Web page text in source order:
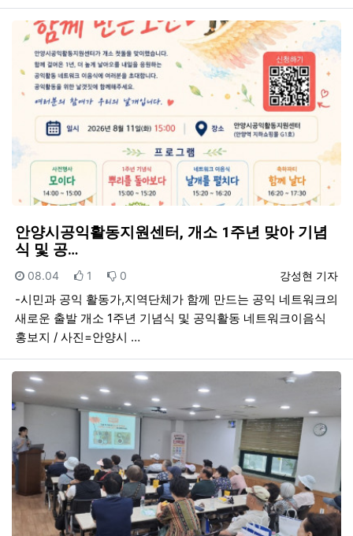
안양시공익활동지원센터, 개소 1주년 맞아 기념
식 및 공…
등록자
강성현 기자
등록일
08.04 추천
1 비추천
0
-시민과 공익 활동가,지역단체가 함께 만드는 공익 네트워크의
새로운 출발 개소 1주년 기념식 및 공익활동 네트워크이음식
홍보지 / 사진=안양시 …